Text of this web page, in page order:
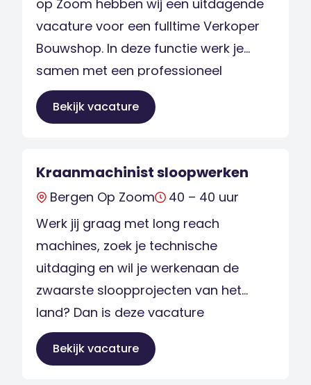
op Zoom hebben wij een uitdagende
vacature voor een fulltime Verkoper
Bouwshop. In deze functie werk je
samen met een professioneel
verkoopteam en ondersteun je
voornamelijk klanten uit de
mouwen steekt en op zoek is naar
afwisseling? Lees […]
Bekijk vacature
Kraanmachinist sloopwerken
Bergen Op Zoom
40 – 40 uur
Werk jij graag met long reach
machines, zoek je technische
uitdaging en wil je werkenaan de
zwaarste sloopprojecten van het
land? Dan is deze vacature
KraanmachinistSloopwerken in
Nederland precies wat jij zoekt.bij onze
Bekijk vacature